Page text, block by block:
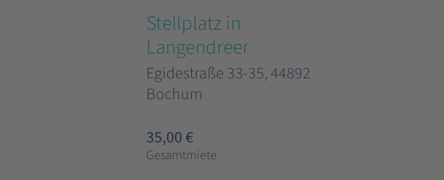
Stellplatz in
Langendreer
Egidestraße 33-35, 44892
Bochum
35,00 €
Gesamtmiete